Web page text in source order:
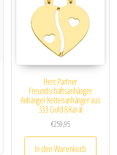
Herz Partner
Freundschaftsanhänger
Anhänger Kettenanhänger aus
333 Gold 8 Karat
€259,95
In den Warenkorb